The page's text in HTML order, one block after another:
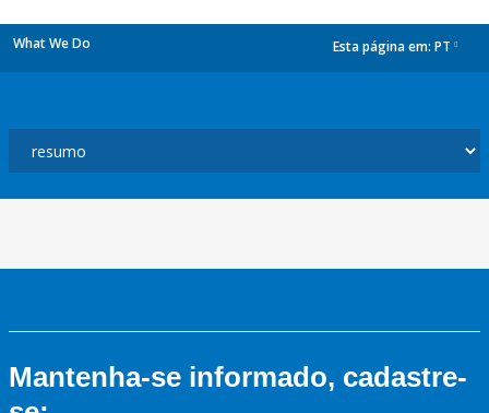
What We Do Esta página em: PT
Mantenha-se informado, cadastre-